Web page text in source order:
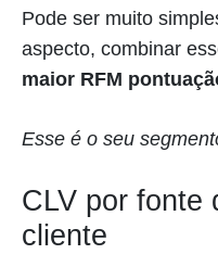
Pode ser muito
aspecto, combinar
maior RFM
Esse é o seu
CLV por fonte
cliente